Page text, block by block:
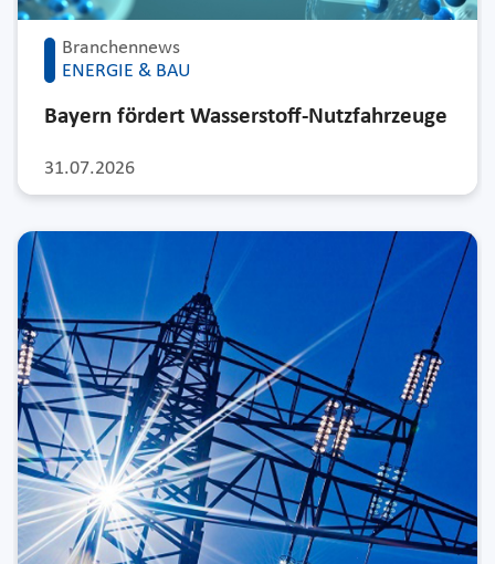
Branchennews
ENERGIE & BAU
31.07.2026
Bayern fördert Wasserstoff-Nutzfahrzeuge